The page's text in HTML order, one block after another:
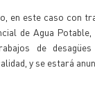
en este caso con
de Agua
de
y se estará